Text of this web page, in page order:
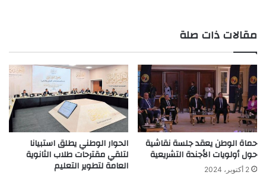
مقالات ذات صلة
حماة الوطن يعقد جلسة نقاشية
حول أولويات الأجندة التشريعية
2 أكتوبر، 2024
الحوار الوطني يطلق استبيانا
لتلقي مقترحات طلاب الثانوية
العامة لتطوير التعليم